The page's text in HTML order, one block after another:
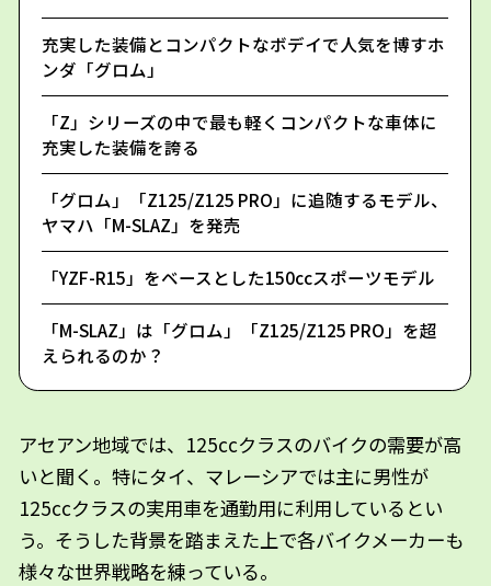
充実した装備とコンパクトなボデイで人気を博すホ
ンダ「グロム」
「Z」シリーズの中で最も軽くコンパクトな車体に
充実した装備を誇る
「グロム」「Z125/Z125 PRO」に追随するモデル、
ヤマハ「M-SLAZ」を発売
「YZF-R15」をベースとした150ccスポーツモデル
「M-SLAZ」は「グロム」「Z125/Z125 PRO」を超
えられるのか？
アセアン地域では、125ccクラスのバイクの需要が高
いと聞く。特にタイ、マレーシアでは主に男性が
125ccクラスの実用車を通勤用に利用しているとい
う。そうした背景を踏まえた上で各バイクメーカーも
様々な世界戦略を練っている。